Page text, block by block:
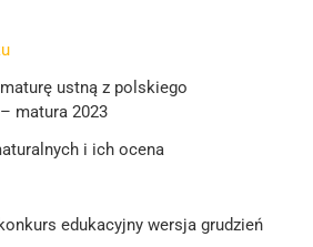
ustną z polskiego
matura 2023
i ich ocena
edukacyjny wersja grudzień